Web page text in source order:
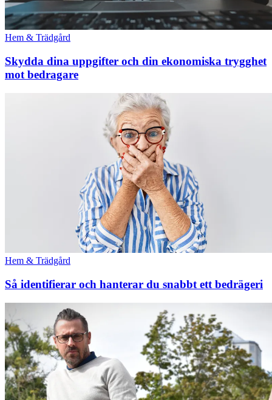
Hem & Trädgård
Skydda dina uppgifter och din ekonomiska trygghet
mot bedragare
Hem & Trädgård
Så identifierar och hanterar du snabbt ett bedrägeri